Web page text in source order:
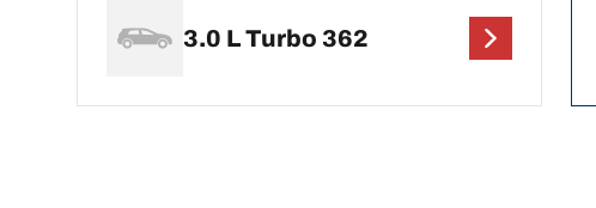
3.0 L Turbo 362